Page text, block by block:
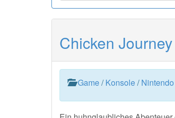
Chicken Journey
Game/Konsole/